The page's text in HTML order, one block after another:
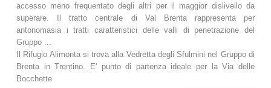
accesso meno frequentato degli altri per il maggior dislivello da
superare. Il tratto centrale di Val Brenta rappresenta per
antonomasia i tratti caratteristici delle valli di penetrazione del
Gruppo ...
Il Rifugio Alimonta si trova alla Vedretta degli Sfulmini nel Gruppo di
Brenta in Trentino. E' punto di partenza ideale per la Via delle
Bocchette